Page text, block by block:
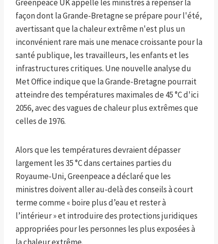
Greenpeace UK appelle les ministres à repenser la
façon dont la Grande-Bretagne se prépare pour l'été,
avertissant que la chaleur extrême n'est plus un
inconvénient rare mais une menace croissante pour la
santé publique, les travailleurs, les enfants et les
infrastructures critiques. Une nouvelle analyse du
Met Office indique que la Grande-Bretagne pourrait
atteindre des températures maximales de 45 °C d'ici
2056, avec des vagues de chaleur plus extrêmes que
celles de 1976.
Alors que les températures devraient dépasser
largement les 35 °C dans certaines parties du
Royaume-Uni, Greenpeace a déclaré que les
ministres doivent aller au-delà des conseils à court
terme comme « boire plus d’eau et rester à
l’intérieur » et introduire des protections juridiques
appropriées pour les personnes les plus exposées à